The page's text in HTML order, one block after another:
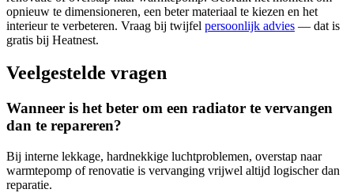
opnieuw te dimensioneren, een beter materiaal te kiezen en het
interieur te verbeteren. Vraag bij twijfel persoonlijk advies — dat is
gratis bij Heatnest.
Veelgestelde vragen
Wanneer is het beter om een radiator te vervangen
dan te repareren?
Bij interne lekkage, hardnekkige luchtproblemen, overstap naar
warmtepomp of renovatie is vervanging vrijwel altijd logischer dan
reparatie.